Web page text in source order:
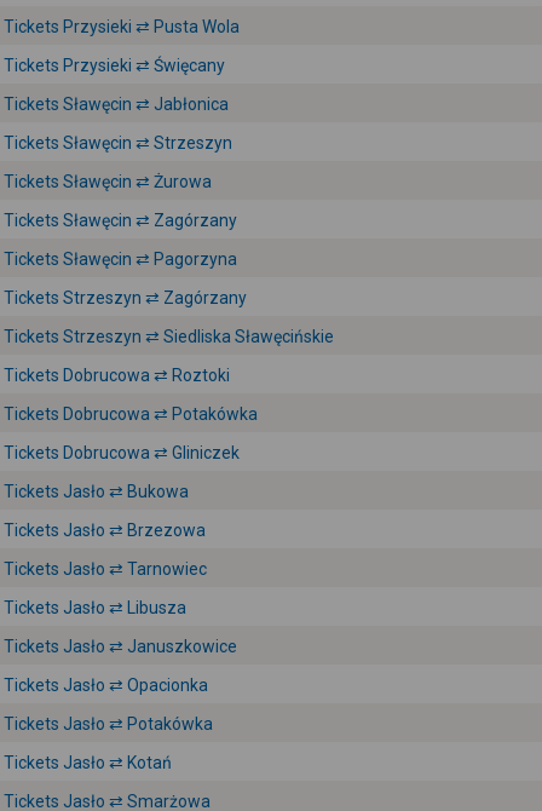
Tickets Przysieki ⇄ Pusta Wola
Tickets Przysieki ⇄ Święcany
Tickets Sławęcin ⇄ Jabłonica
Tickets Sławęcin ⇄ Strzeszyn
Tickets Sławęcin ⇄ Żurowa
Tickets Sławęcin ⇄ Zagórzany
Tickets Sławęcin ⇄ Pagorzyna
Tickets Strzeszyn ⇄ Zagórzany
Tickets Strzeszyn ⇄ Siedliska Sławęcińskie
Tickets Dobrucowa ⇄ Roztoki
Tickets Dobrucowa ⇄ Potakówka
Tickets Dobrucowa ⇄ Gliniczek
Tickets Jasło ⇄ Bukowa
Tickets Jasło ⇄ Brzezowa
Tickets Jasło ⇄ Tarnowiec
Tickets Jasło ⇄ Libusza
Tickets Jasło ⇄ Januszkowice
Tickets Jasło ⇄ Opacionka
Tickets Jasło ⇄ Potakówka
Tickets Jasło ⇄ Kotań
Tickets Jasło ⇄ Smarżowa